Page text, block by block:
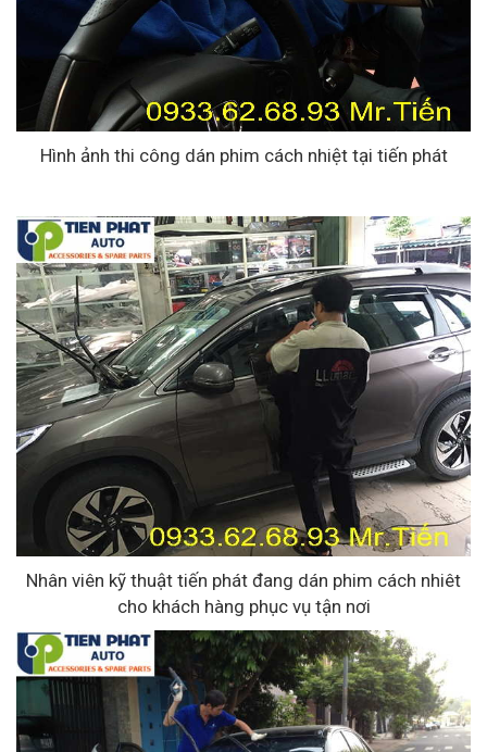
Hình ảnh thi công dán phim cách nhiệt tại tiến phát
Nhân viên kỹ thuật tiến phát đang dán phim cách nhiêt
cho khách hàng phục vụ tận nơi